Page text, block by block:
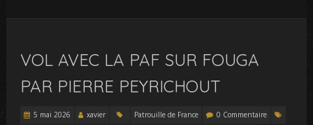
VOL AVEC LA PAF SUR FOUGA
PAR PIERRE PEYRICHOUT
5 mai 2026 xavier Patrouille de France
0 Commentaire